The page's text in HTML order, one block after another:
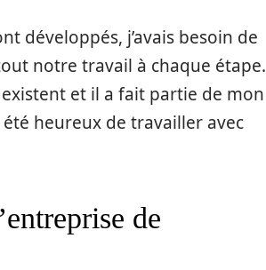
développés, j’avais besoin de
notre travail à chaque étape.
et il a fait partie de mon
été heureux de travailler avec
de